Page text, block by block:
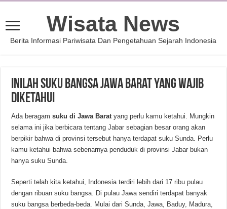
Wisata News
Berita Informasi Pariwisata Dan Pengetahuan Sejarah Indonesia
Inilah Suku Bangsa Jawa Barat yang Wajib
Diketahui
Ada beragamsuku di Jawa Baratyang perlu kamu ketahui. Mungkin
selama ini jika berbicara tentang Jabar sebagian besar orang akan
berpikir bahwa di provinsi tersebut hanya terdapat suku Sunda. Perlu
kamu ketahui bahwa sebenarnya penduduk di provinsi Jabar bukan
hanya suku Sunda.
Seperti telah kita ketahui, Indonesia terdiri lebih dari 17 ribu pulau
dengan ribuan suku bangsa. Di pulau Jawa sendiri terdapat banyak
suku bangsa berbeda-beda. Mulai dari Sunda, Jawa, Baduy, Madura,